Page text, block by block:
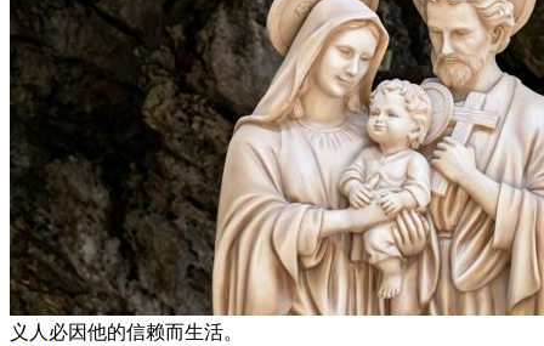
义人必因他的信赖而生活。